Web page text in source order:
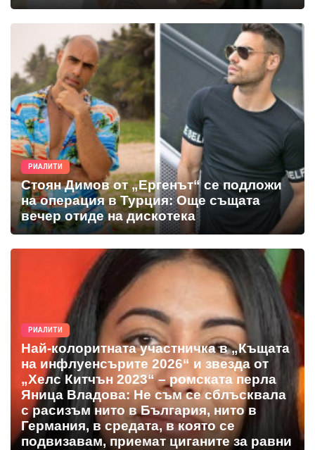
РИАЛИТИ
Стоян Димов от „Ергенът“ се подложи
на операция в Турция: Още същата
вечер отиде на дискотека
РИАЛИТИ
Най-колоритната участничка в „Къщата
на инфлуенсърите 2026“ и звезда от
„Хелс Китчън 2023“ – ромската перла
Яница Владова: Не съм се сблъсквала
с расизъм нито в България, нито в
Германия, в средата, в която се
подвизавам, приемат циганите за равни